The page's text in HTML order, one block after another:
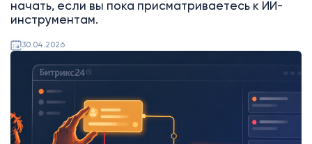
начать, если вы пока присматриваетесь к ИИ-
инструментам.
30.04.2026
Битрикс24